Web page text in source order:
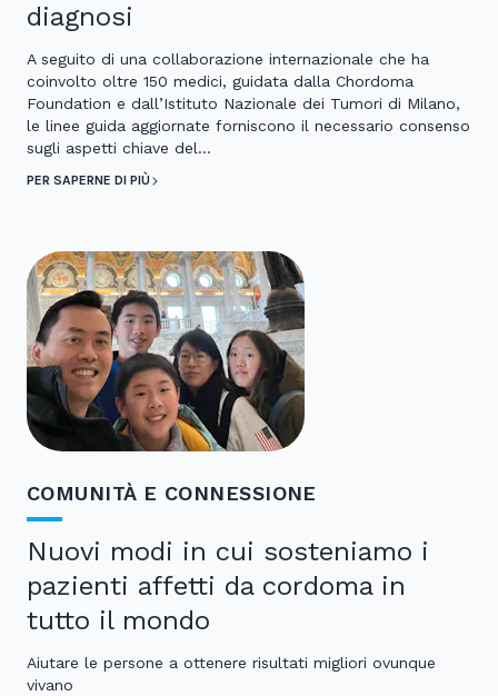
diagnosi
A seguito di una collaborazione internazionale che ha
coinvolto oltre 150 medici, guidata dalla Chordoma
Foundation e dall’Istituto Nazionale dei Tumori di Milano,
le linee guida aggiornate forniscono il necessario consenso
sugli aspetti chiave del…
PER SAPERNE DI PIÙ
COMUNITÀ E CONNESSIONE
Nuovi modi in cui sosteniamo i
pazienti affetti da cordoma in
tutto il mondo
Aiutare le persone a ottenere risultati migliori ovunque
vivano